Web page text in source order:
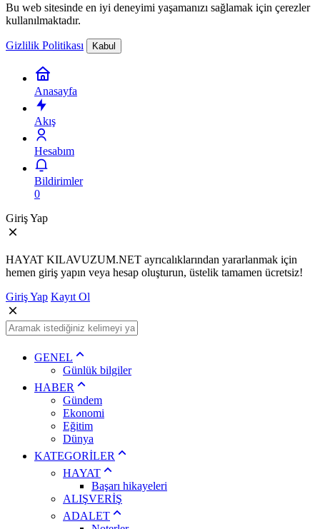
Bu web sitesinde en iyi deneyimi yaşamanızı sağlamak için çerezler
kullanılmaktadır.
Gizlilik Politikası Kabul
Anasayfa
Akış
Hesabım
Bildirimler
0
Giriş Yap
HAYAT KILAVUZUM.NET ayrıcalıklarından yararlanmak için
hemen giriş yapın veya hesap oluşturun, üstelik tamamen ücretsiz!
Giriş Yap Kayıt Ol
GENEL
Günlük bilgiler
HABER
Gündem
Ekonomi
Eğitim
Dünya
KATEGORİLER
HAYAT
Başarı hikayeleri
ALIŞVERİŞ
ADALET